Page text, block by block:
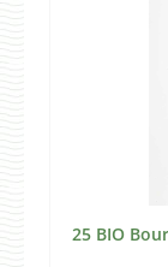
25 BIO